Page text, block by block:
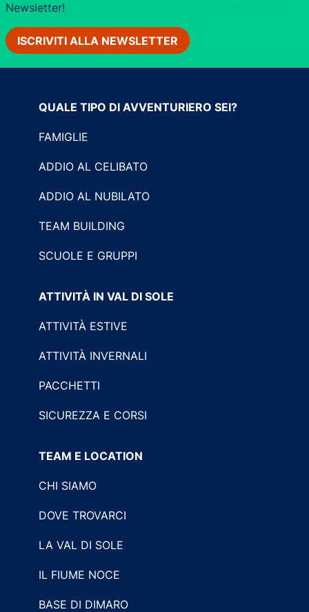
Newsletter!
ISCRIVITI ALLA NEWSLETTER
QUALE TIPO DI AVVENTURIERO SEI?
FAMIGLIE
ADDIO AL CELIBATO
ADDIO AL NUBILATO
TEAM BUILDING
SCUOLE E GRUPPI
ATTIVITÀ IN VAL DI SOLE
ATTIVITÀ ESTIVE
ATTIVITÀ INVERNALI
PACCHETTI
SICUREZZA E CORSI
TEAM E LOCATION
CHI SIAMO
DOVE TROVARCI
LA VAL DI SOLE
IL FIUME NOCE
BASE DI DIMARO